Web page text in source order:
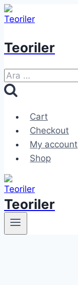
Skip
to
Teoriler
Arama:
Cart
Checkout
My account
Shop
Teoriler